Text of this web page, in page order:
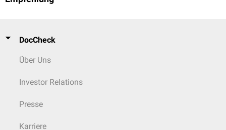
DocCheck
Über Uns
Investor Relations
Presse
Karriere